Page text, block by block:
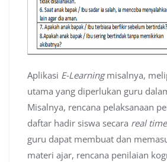
Aplikasi E-Learningmisalnya,
utama yang diperlukan guru
Misalnya, rencana pelaksanaan
daftar hadir siswa secara real time
guru dapat membuat dan
materi ajar, rencana penilaian